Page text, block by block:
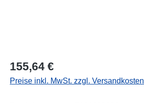
Regulärer Preis:
155,64 €
Preise inkl. MwSt. zzgl. Versandkosten